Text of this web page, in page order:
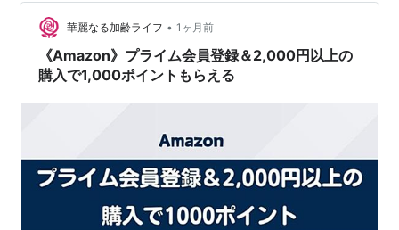
華麗なる加齢ライフ • 1ヶ月前
《Amazon》プライム会員登録＆2,000円以上の
購入で1,000ポイントもらえる